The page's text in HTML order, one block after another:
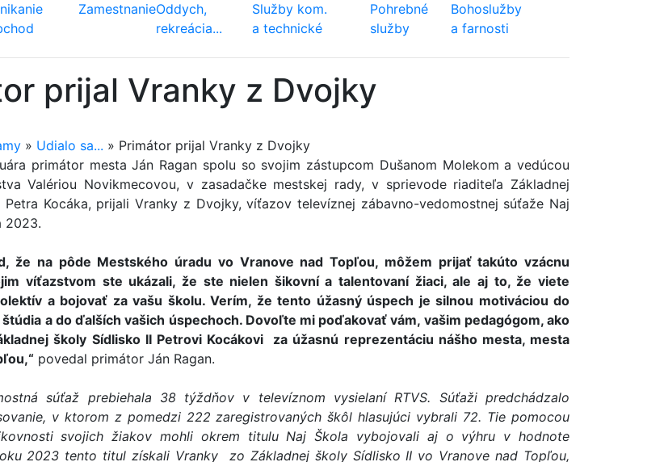
ZamestnanieOddych,
rekreácia...
Služby kom.
a technické
Pohrebné
služby
Bohoslužby
a farnosti
prijal Vranky z Dvojky
» Udialo sa... » Primátor prijal Vranky z Dvojky
primátor mesta Ján Ragan spolu so svojim zástupcom Dušanom Molekom a vedúcou
Valériou Novikmecovou, v zasadačke mestskej rady, v sprievode riaditeľa Základnej
Petra Kocáka, prijali Vranky z Dvojky, víťazov televíznej zábavno-vedomostnej súťaže Naj
2023.
že na pôde Mestského úradu vo Vranove nad Topľou, môžem prijať takúto vzácnu
víťazstvom ste ukázali, že ste nielen šikovní a talentovaní žiaci, ale aj to, že viete
a bojovať za vašu školu. Verím, že tento úžasný úspech je silnou motiváciou do
a do ďalších vašich úspechoch. Dovoľte mi poďakovať vám, vašim pedagógom, ako
školy Sídlisko II Petrovi Kocákovi za úžasnú reprezentáciu nášho mesta, mesta
povedal primátor Ján Ragan.
súťaž prebiehala 38 týždňov v televíznom vysielaní RTVS. Súťaži predchádzalo
v ktorom z pomedzi 222 zaregistro­vaných škôl hlasujúci vybrali 72. Tie pomocou
svojich žiakov mohli okrem titulu Naj Škola vybojovali aj o výhru v hodnote
2023 tento titul získali Vranky zo Základnej školy Sídlisko II vo Vranove nad Topľou,